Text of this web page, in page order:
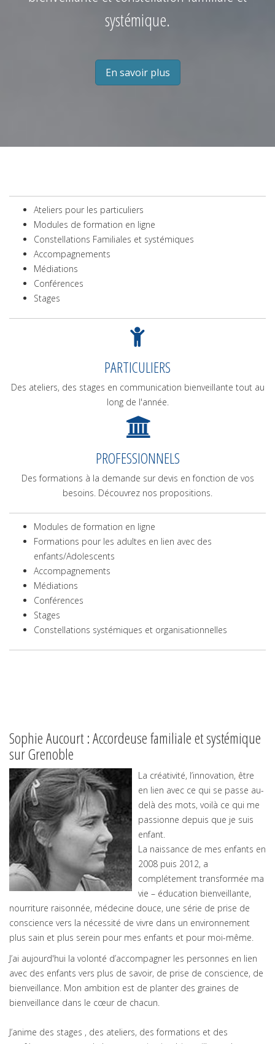
systémique.
En savoir plus
Ateliers pour les particuliers
Modules de formation en ligne
Constellations Familiales et systémiques
Accompagnements
Médiations
Conférences
Stages
PARTICULIERS
Des ateliers, des stages en communication bienveillante tout au
long de l'année.
PROFESSIONNELS
Des formations à la demande sur devis en fonction de vos
besoins. Découvrez nos propositions.
Modules de formation en ligne
Formations pour les adultes en lien avec des
enfants/Adolescents
Accompagnements
Médiations
Conférences
Stages
Constellations systémiques et organisationnelles
Sophie Aucourt : Accordeuse familiale et systémique
sur Grenoble
La créativité, l’innovation, être
en lien avec ce qui se passe au-
delà des mots, voilà ce qui me
passionne depuis que je suis
enfant.
La naissance de mes enfants en
2008 puis 2012, a
complétement transformée ma
vie – éducation bienveillante,
nourriture raisonnée, médecine douce, une série de prise de
conscience vers la nécessité de vivre dans un environnement
plus sain et plus serein pour mes enfants et pour moi-même.
J’ai aujourd'hui la volonté d’accompagner les personnes en lien
avec des enfants vers plus de savoir, de prise de conscience, de
bienveillance. Mon ambition est de planter des graines de
bienveillance dans le cœur de chacun.
J’anime des stages , des ateliers, des formations et des